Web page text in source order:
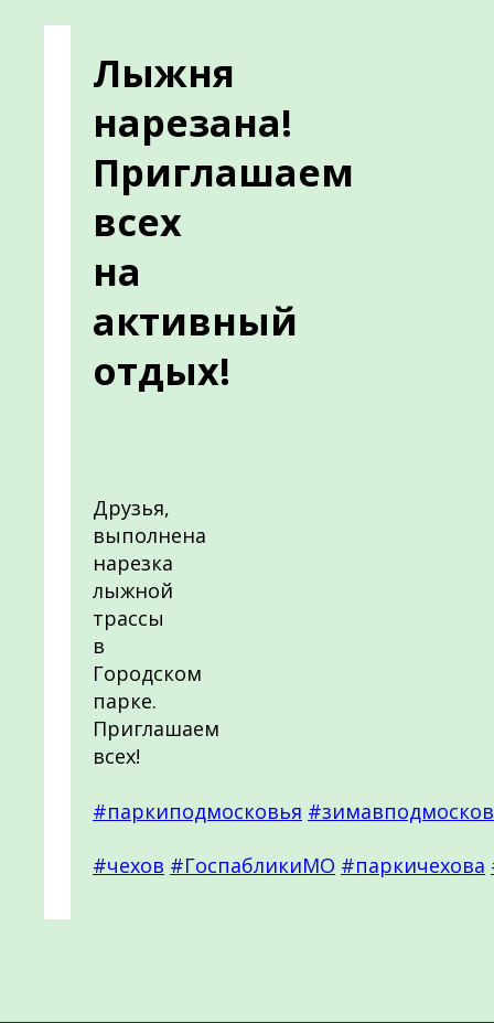
Лыжня
нарезана!
Приглашаем
всех
на
активный
отдых!
Друзья,
выполнена
нарезка
лыжной
трассы
в
Городском
парке.
Приглашаем
всех!
#паркиподмосковья
#чехов #ГоспабликиМО #паркичехова